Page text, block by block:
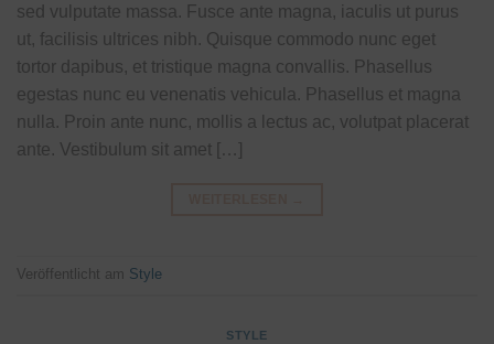
sed vulputate massa. Fusce ante magna, iaculis ut purus
ut, facilisis ultrices nibh. Quisque commodo nunc eget
tortor dapibus, et tristique magna convallis. Phasellus
egestas nunc eu venenatis vehicula. Phasellus et magna
nulla. Proin ante nunc, mollis a lectus ac, volutpat placerat
ante. Vestibulum sit amet […]
Veröffentlicht am Style
STYLE